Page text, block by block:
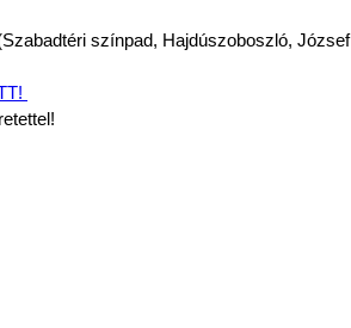
színpad, Hajdúszoboszló,